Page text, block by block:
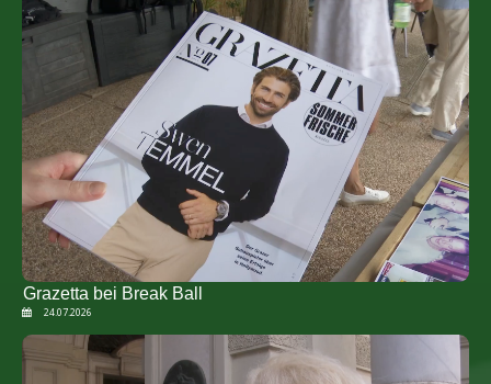
Grazetta bei Break Ball
24.07.2026